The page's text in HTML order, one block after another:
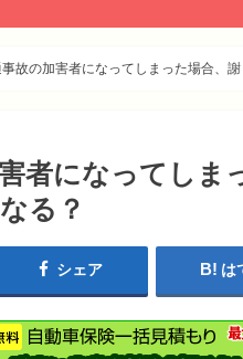
故の加害者になってしまった場合、
者になってしま
る？
シェア は